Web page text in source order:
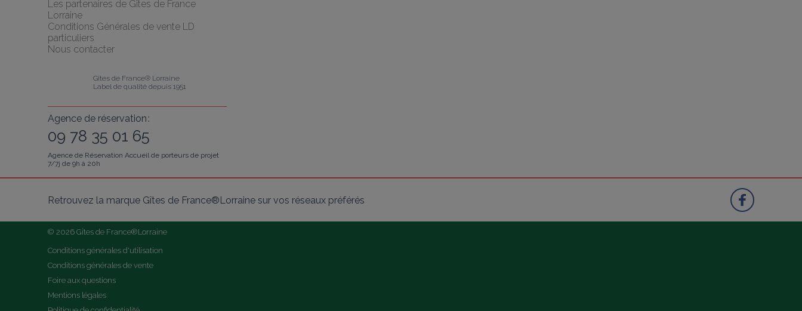
Les partenaires de Gîtes de France
Lorraine
Conditions Générales de vente LD
particuliers
Nous contacter
Gîtes de France® Lorraine
Label de qualité depuis 1951
Agence de réservation :
09 78 35 01 65
Agence de Réservation Accueil de porteurs de projet
7/7j de 9h à 20h
Retrouvez la marque Gîtes de France®Lorraine sur vos réseaux préférés
© 2026 Gîtes de France®Lorraine
Conditions générales d'utilisation
Conditions générales de vente
Foire aux questions
Mentions légales